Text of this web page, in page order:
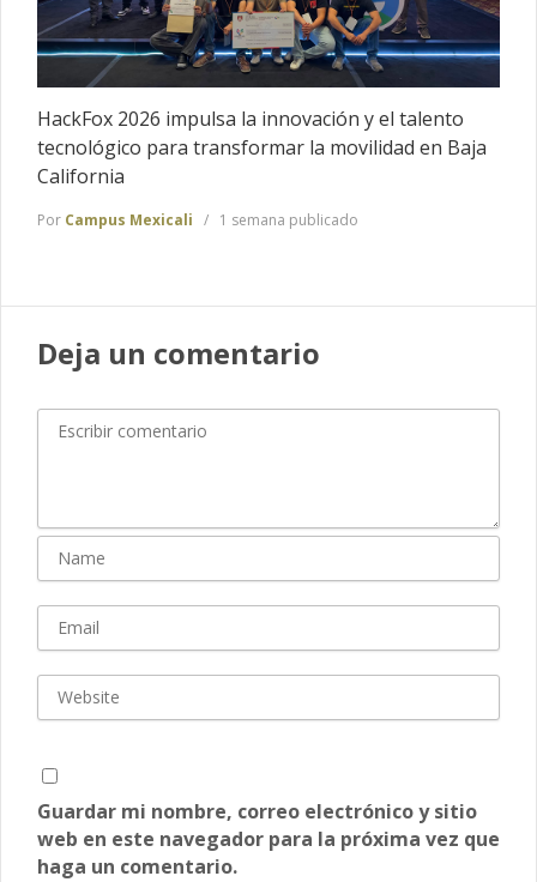
HackFox 2026 impulsa la innovación y el talento
tecnológico para transformar la movilidad en Baja
California
Por Campus Mexicali 1 semana publicado
Deja un comentario
Guardar mi nombre, correo electrónico y sitio
web en este navegador para la próxima vez que
haga un comentario.